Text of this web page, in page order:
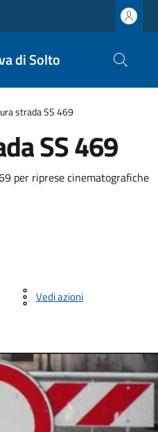
di Solto
strada SS 469
SS 469
per riprese cinematografiche
Vedi azioni